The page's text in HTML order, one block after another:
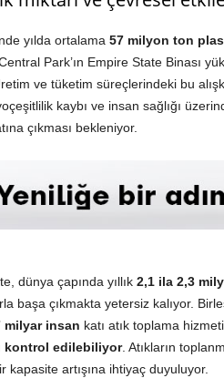
yılda ortalama 57 milyon ton
Park’ın Empire State Binası
ve tüketim süreçlerindeki bu
kaybı ve insan sağlığı
çıkması bekleniyor.
dünya çapında yıllık 2,1 ila 2,3
başa çıkmakta yetersiz kalıyor.
milyar insan katı atık toplama
kontrol edilebiliyor. Atıkların
kapasite artışına ihtiyaç duyuluyor.